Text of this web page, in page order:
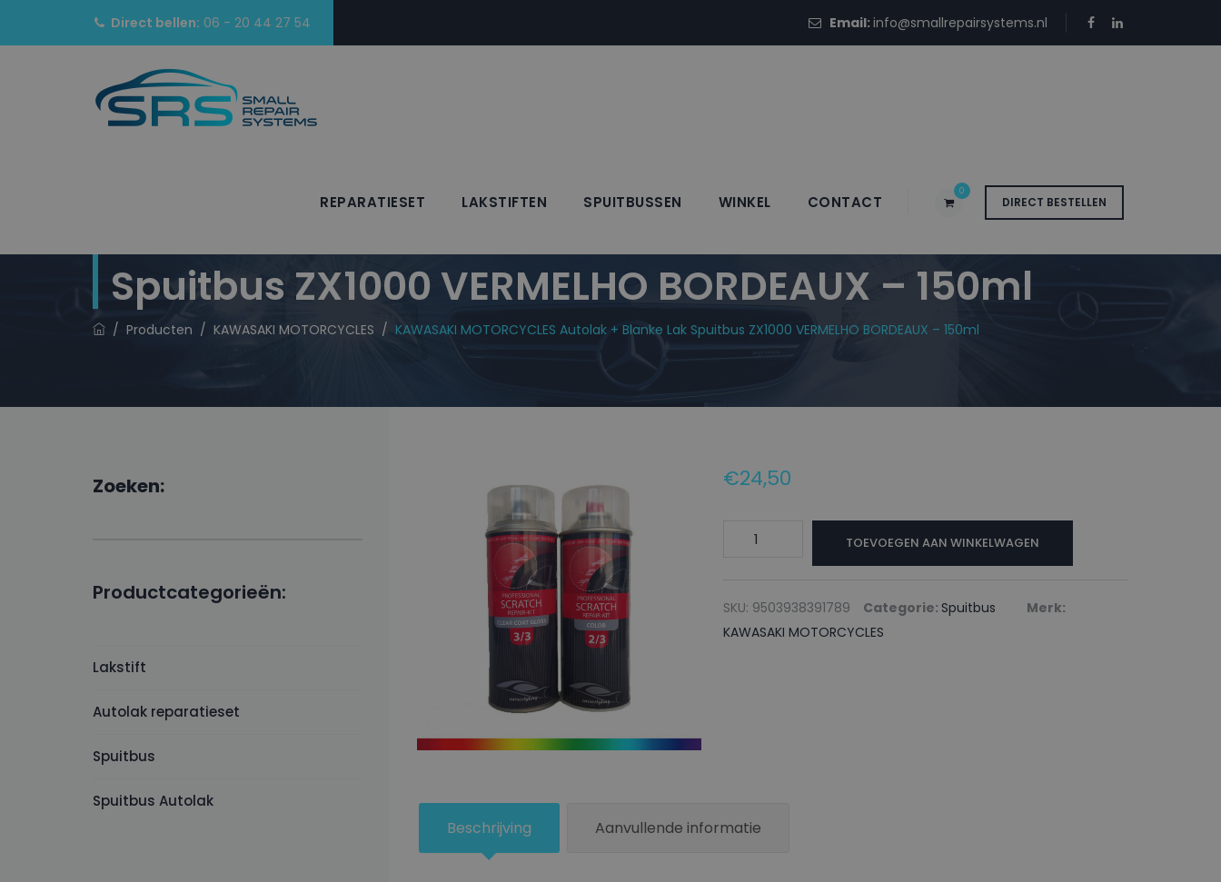
Direct bellen: 06 - 20 44 27 54 Email:info@smallrepairsystems.nl
DIRECT BESTELLEN
0
REPARATIESET LAKSTIFTEN SPUITBUSSEN WINKEL CONTACT
KAWASAKI MOTORCYCLES Autolak + Blanke Lak
Spuitbus ZX1000 VERMELHO BORDEAUX – 150ml
/ Producten / KAWASAKI MOTORCYCLES / KAWASAKI MOTORCYCLES Autolak + Blanke Lak Spuitbus ZX1000 VERMELHO BORDEAUX – 150ml
€24,50
KAWASAKI
+
Blanke
aantal
TOEVOEGEN AAN WINKELWAGEN
SKU: 9503938391789 Categorie: Spuitbus
Merk:
KAWASAKI MOTORCYCLES
Beschrijving Aanvullende informatie
Zoeken:
Productcategorieën:
Lakstift
Autolak reparatieset
Spuitbus
Spuitbus Autolak